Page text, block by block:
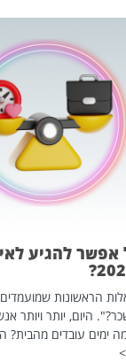
להגיע
הראשונות שמועמדים
היום, יותר ויותר
ימים עובדים מהבית?